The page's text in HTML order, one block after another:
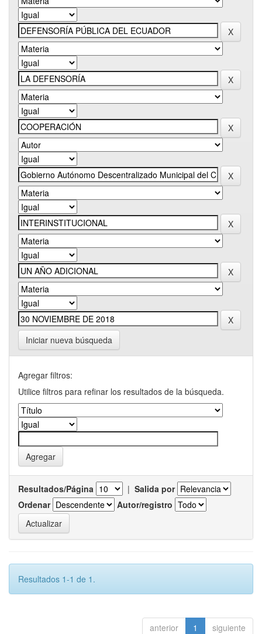
Iniciar nueva búsqueda
Agregar filtros:
Utilice filtros para refinar los resultados de la búsqueda.
Resultados/Página | Salida por
Ordenar
Autor/registro
Resultados 1-1 de 1.
anterior 1 siguiente